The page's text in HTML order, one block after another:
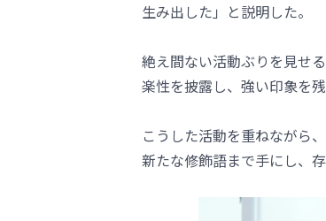
生み出した」と説明した。
絶え間ない活動ぶりを見せ
楽性を披露し、強い印象を残
こうした活動を重ねながら
新たな修飾語まで手にし、